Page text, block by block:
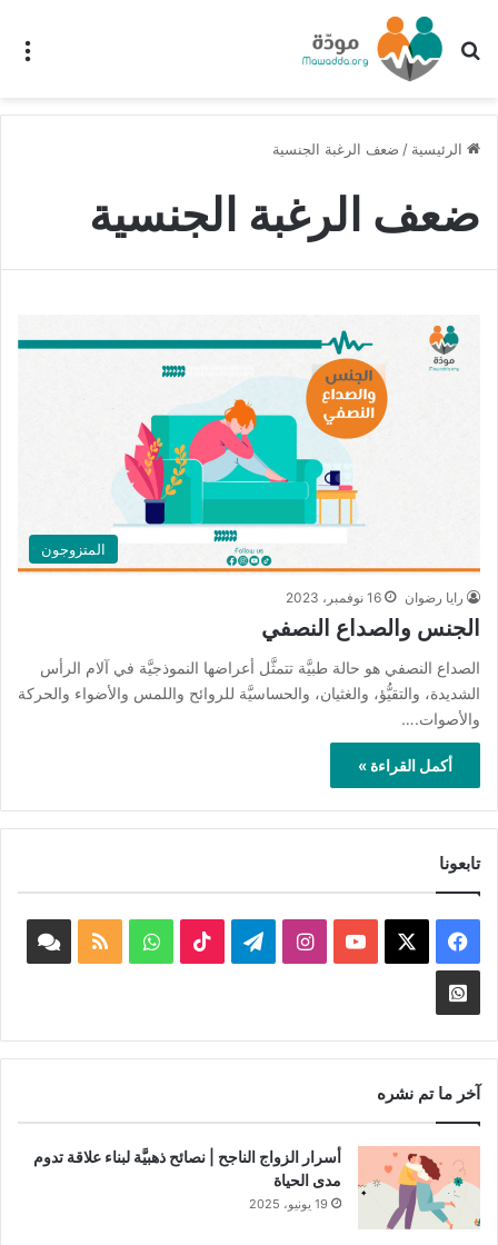
بحث عن
الرئيسية / ضعف الرغبة الجنسية
ضعف الرغبة الجنسية
المتزوجون
رايا رضوان 16 نوفمبر، 2023
الجنس والصداع النصفي
الصداع النصفي هو حالة طبيَّة تتمثَّل أعراضها النموذجيَّة في آلام الرأس
الشديدة، والتقيُّؤ، والغثيان، والحساسيَّة للروائح واللمس والأضواء والحركة
والأصوات.…
أكمل القراءة »
تابعونا
فيسبوك ‫YouTubeانستقرامتيلقرام ‫TikTokواتسابملخص
Whatsapp
Channel
آخر ما تم نشره
أسرار الزواج الناجح | نصائح ذهبيَّة لبناء علاقة تدوم
مدى الحياة
19 يونيو، 2025